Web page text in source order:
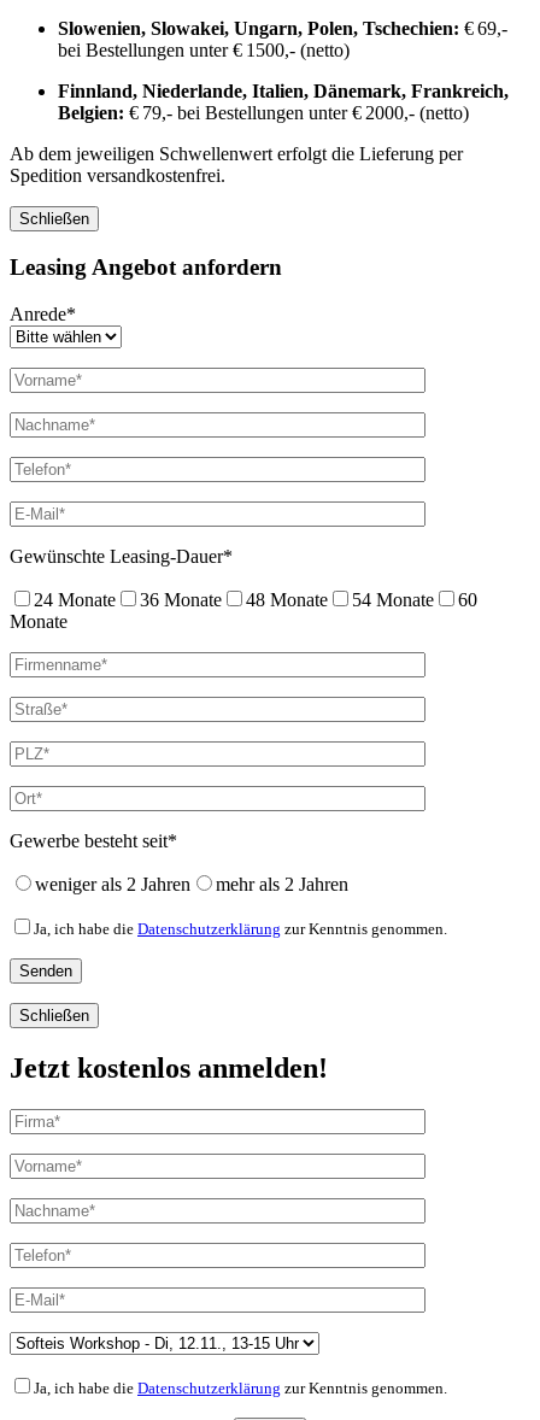
Slowenien, Slowakei, Ungarn, Polen, Tschechien: € 69,-
bei Bestellungen unter € 1500,- (netto)
Finnland, Niederlande, Italien, Dänemark, Frankreich,
Belgien: € 79,- bei Bestellungen unter € 2000,- (netto)
Ab dem jeweiligen Schwellenwert erfolgt die Lieferung per
Spedition versandkostenfrei.
Schließen
Leasing Angebot anfordern
Anrede*
Gewünschte Leasing-Dauer*
24 Monate 36 Monate 48 Monate 54 Monate
60
Monate
Gewerbe besteht seit*
weniger als 2 Jahren mehr als 2 Jahren
Ja, ich habe die Datenschutzerklärung zur Kenntnis genommen.
Schließen
Jetzt kostenlos anmelden!
Ja, ich habe die Datenschutzerklärung zur Kenntnis genommen.